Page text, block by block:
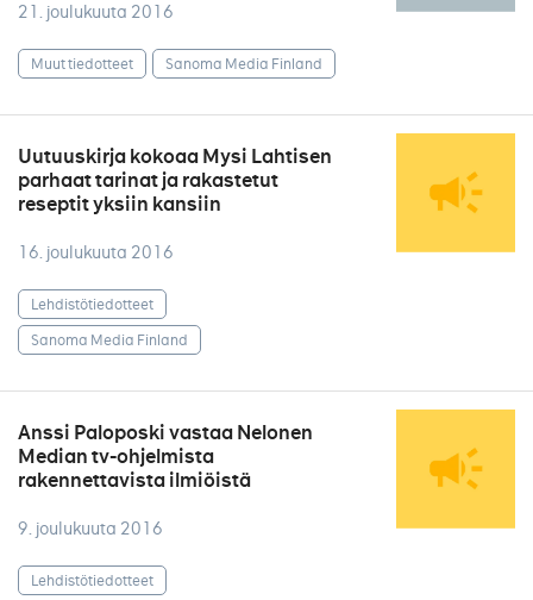
21. joulukuuta 2016
Muut tiedotteet Sanoma Media Finland
Uutuuskirja kokoaa Mysi Lahtisen
parhaat tarinat ja rakastetut
reseptit yksiin kansiin
16. joulukuuta 2016
Lehdistötiedotteet
Sanoma Media Finland
Anssi Paloposki vastaa Nelonen
Median tv-ohjelmista
rakennettavista ilmiöistä
9. joulukuuta 2016
Lehdistötiedotteet